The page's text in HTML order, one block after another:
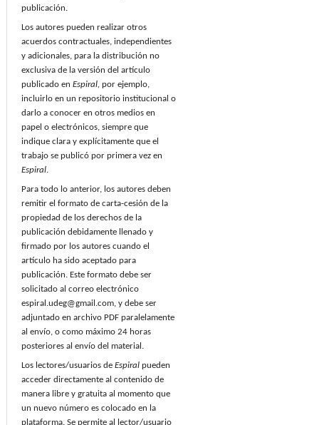
publicación.
Los autores pueden realizar otros
acuerdos contractuales, independientes
y adicionales, para la distribución no
exclusiva de la versión del artículo
publicado en Espiral, por ejemplo,
incluirlo en un repositorio institucional o
darlo a conocer en otros medios en
papel o electrónicos, siempre que
indique clara y explícitamente que el
trabajo se publicó por primera vez en
Espiral.
Para todo lo anterior, los autores deben
remitir el formato de carta-cesión de la
propiedad de los derechos de la
publicación debidamente llenado y
firmado por los autores cuando el
artículo ha sido aceptado para
publicación. Este formato debe ser
solicitado al correo electrónico
espiral.udeg@gmail.com, y debe ser
adjuntado en archivo PDF paralelamente
al envío, o como máximo 24 horas
posteriores al envío del material.
Los lectores/usuarios de Espiral pueden
acceder directamente al contenido de
manera libre y gratuita al momento que
un nuevo número es colocado en la
plataforma. Se permite al lector/usuario